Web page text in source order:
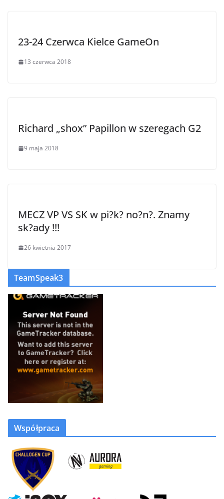
23-24 Czerwca Kielce GameOn
13 czerwca 2018
Richard „shox” Papillon w szeregach G2
9 maja 2018
MECZ VP VS SK w pi?k? no?n?. Znamy
sk?ady !!!
26 kwietnia 2017
TeamSpeak3
Współpraca